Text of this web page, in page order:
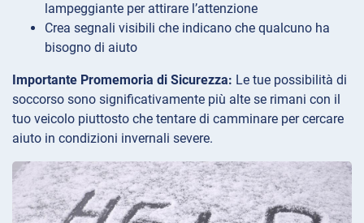
lampeggiante per attirare l’attenzione
Crea segnali visibili che indicano che qualcuno ha
bisogno di aiuto
Importante Promemoria di Sicurezza: Le tue possibilità di
soccorso sono significativamente più alte se rimani con il
tuo veicolo piuttosto che tentare di camminare per cercare
aiuto in condizioni invernali severe.